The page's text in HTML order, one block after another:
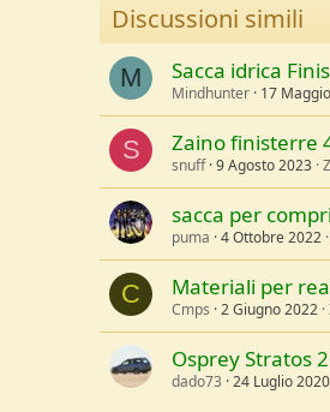
Discussioni simili
M Sacca idrica
Mindhunter 17
S Zaino finisterre
snuff 9 Agosto 2023
sacca per
puma 4 Ottobre 2022
C Materiali per
Cmps 2 Giugno 2022
Osprey Stratos
dado73 24 Luglio 2020